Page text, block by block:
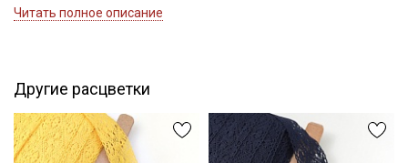
платьев, юбок, рукавов.
Цветопередача может отличаться от оригинального цвета в
зависимости от настроек вашего монитора.
Читать полное описание
Другие расцветки
Мы публикуем здесь дополнительные
промокоды и скидки до 30% на узкие
категории тканей